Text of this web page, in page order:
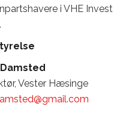
i VHE Invest
Vester Hæsinge